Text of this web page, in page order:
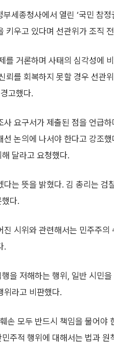
세종청사에서 열린 ‘국민 참
키우고 있다며 선관위가 조직
를 거론하며 사태의 심각성에
뢰를 회복하지 못할 경우 선관
고했다.
요구서가 제출된 점을 언급하
논의에 나서야 한다고 강조
달라고 요청했다.
는 뜻을 밝혔다. 김 총리는
다.
시위와 관련해서는 민주주
.
을 저해하는 행위, 일반 시민
위라고 비판했다.
손 모두 반드시 책임을 물어야
주적 행위에 대해서는 법과 원